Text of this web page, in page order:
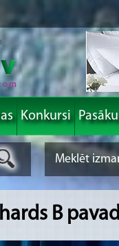
Konkursi
B